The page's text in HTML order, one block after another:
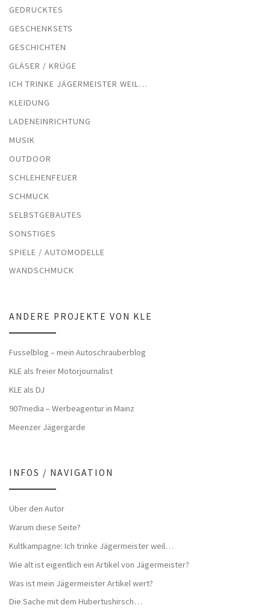
GEDRUCKTES
GESCHENKSETS
GESCHICHTEN
GLÄSER / KRÜGE
ICH TRINKE JÄGERMEISTER WEIL…
KLEIDUNG
LADENEINRICHTUNG
MUSIK
OUTDOOR
SCHLEHENFEUER
SCHMUCK
SELBSTGEBAUTES
SONSTIGES
SPIELE / AUTOMODELLE
WANDSCHMUCK
ANDERE PROJEKTE VON KLE
Fusselblog – mein Autoschrauberblog
KLE als freier Motorjournalist
KLE als DJ
907media – Werbeagentur in Mainz
Meenzer Jägergarde
INFOS / NAVIGATION
Über den Autor
Warum diese Seite?
Kultkampagne: Ich trinke Jägermeister weil…
Wie alt ist eigentlich ein Artikel von Jägermeister?
Was ist mein Jägermeister Artikel wert?
Die Sache mit dem Hubertushirsch…